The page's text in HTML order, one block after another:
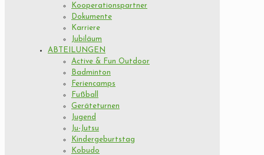
Kooperationspartner
Dokumente
Karriere
Jubiläum
ABTEILUNGEN
Active & Fun Outdoor
Badminton
Feriencamps
Fußball
Geräteturnen
Jugend
Ju-Jutsu
Kindergeburtstag
Kobudo